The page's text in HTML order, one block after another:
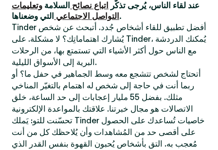
عند لقاء الناس، يُرجى تذكّر اتباع نصائح السلامة وتعليمات
التواصل الاجتماعي التي وضعناها.
Tinder أفضل تطبيق للقاء أشخاص جُدد. أتبحث عن شخص
يُشارك اهتماماتِك؟ لا مشكلة. على Tinder، يُمكنك الدردشة
مع الناس حول أكثر الأشياء التي تستمتع بها، من الرحلات
البرية إلى الأسواق الليلية.
أتحتاج لشخص تتشجع معه وسط الجماهير في حفل ما؟ أو
ربما أنت في حاجة إلى شخص له اهتمام بالتغيّر المناخي
مثلك. بفضل 55 مليار إعجابات إلى حد الساعة، خلق
الاتصالات هو مجال خبرتنا. علاقتك بالمواعدة الإلكترونية
تحسّنت للتو: يَملك Tinder خاصيات تُساعدك على الحصول
على أقصى حد من المُشاهدات وأن يُلاحظك كل من أنت
مُعجب به. التق بأشخاص يُحبون القهوة بنفس القدر الذي